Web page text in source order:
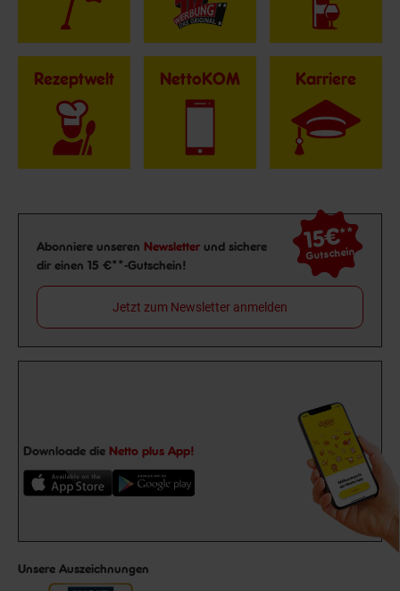
Rezeptwelt NettoKOM Karriere
Newsletter Anmeldung
Abonniere unseren Newsletter und sichere
dir einen 15 €**-Gutschein!
15€**
Gutschein
Jetzt zum Newsletter anmelden
Downloade die Netto plus App!
Unsere Auszeichnungen